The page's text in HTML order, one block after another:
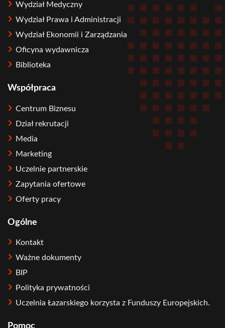
Wydział Medyczny
Wydział Prawa i Administracji
Wydział Ekonomii i Zarządzania
Oficyna wydawnicza
Biblioteka
Współpraca
Centrum Biznesu
Dział rekrutacji
Media
Marketing
Uczelnie partnerskie
Zapytania ofertowe
Oferty pracy
Ogólne
Kontakt
Ważne dokumenty
BIP
Polityka prywatności
Uczelnia Łazarskiego korzysta z Funduszy Europejskich.
Pomoc